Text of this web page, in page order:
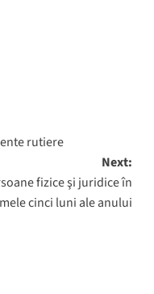
rutiere
Next:
fizice şi juridice în
cinci luni ale anului